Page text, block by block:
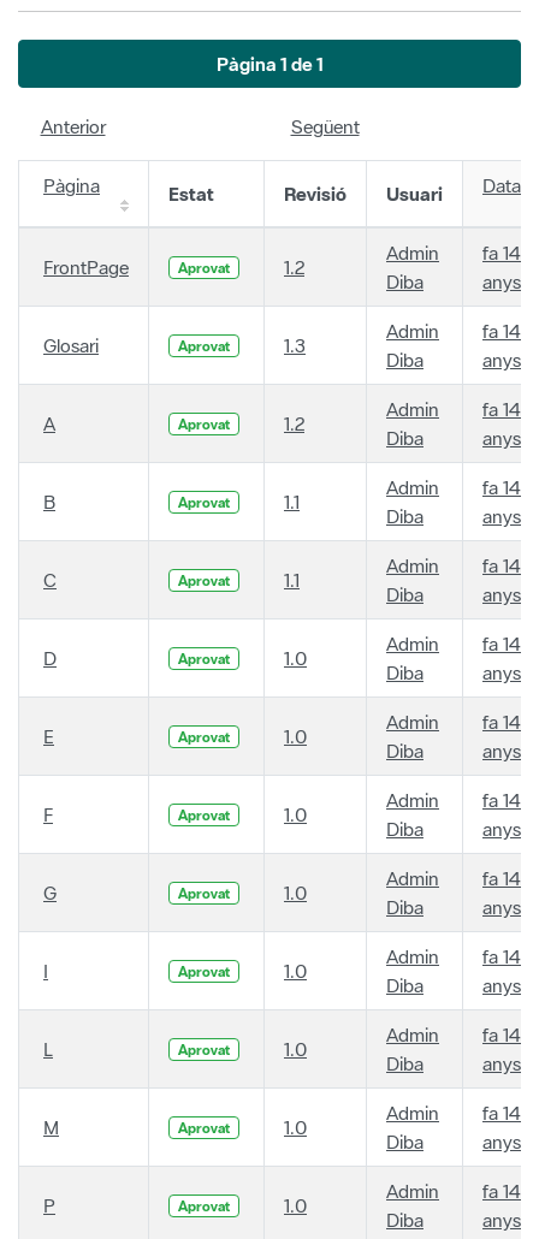
Pàgina 1 de 1
Anterior Següent
Pàgina Estat Revisió Usuari Data
FrontPage Aprovat 1.2
Admin
Diba
fa 14
anys
Glosari Aprovat 1.3
Admin
Diba
fa 14
anys
A Aprovat 1.2
Admin
Diba
fa 14
anys
B Aprovat 1.1
Admin
Diba
fa 14
anys
C Aprovat 1.1
Admin
Diba
fa 14
anys
D Aprovat 1.0
Admin
Diba
fa 14
anys
E Aprovat 1.0
Admin
Diba
fa 14
anys
F Aprovat 1.0
Admin
Diba
fa 14
anys
G Aprovat 1.0
Admin
Diba
fa 14
anys
I Aprovat 1.0
Admin
Diba
fa 14
anys
L Aprovat 1.0
Admin
Diba
fa 14
anys
M Aprovat 1.0
Admin
Diba
fa 14
anys
P Aprovat 1.0
Admin
Diba
fa 14
anys